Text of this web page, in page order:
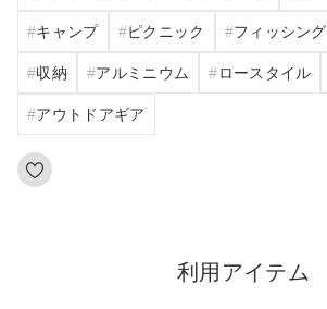
キャンプ ピクニック フィッシング
収納 アルミニウム ロースタイル
アウトドアギア
利用アイテム